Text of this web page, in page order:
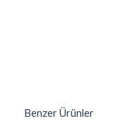
Benzer Ürünler